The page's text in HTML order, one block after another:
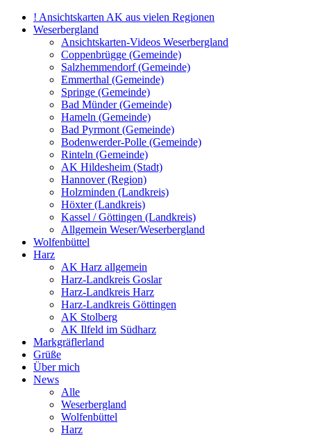
! Ansichtskarten AK aus vielen Regionen
Weserbergland
Ansichtskarten-Videos Weserbergland
Coppenbrügge (Gemeinde)
Salzhemmendorf (Gemeinde)
Emmerthal (Gemeinde)
Springe (Gemeinde)
Bad Münder (Gemeinde)
Hameln (Gemeinde)
Bad Pyrmont (Gemeinde)
Bodenwerder-Polle (Gemeinde)
Rinteln (Gemeinde)
AK Hildesheim (Stadt)
Hannover (Region)
Holzminden (Landkreis)
Höxter (Landkreis)
Kassel / Göttingen (Landkreis)
Allgemein Weser/Weserbergland
Wolfenbüttel
Harz
AK Harz allgemein
Harz-Landkreis Goslar
Harz-Landkreis Harz
Harz-Landkreis Göttingen
AK Stolberg
AK Ilfeld im Südharz
Markgräflerland
Grüße
Über mich
News
Alle
Weserbergland
Wolfenbüttel
Harz